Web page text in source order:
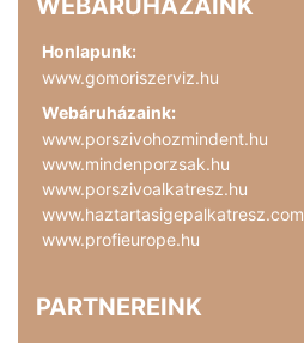
Honlapunk:
www.gomoriszerviz.hu
Webáruházaink:
www.porszivohozmindent.hu
www.mindenporzsak.hu
www.porszivoalkatresz.hu
www.haztartasigepalkatresz.com
www.profieurope.hu
PARTNEREINK